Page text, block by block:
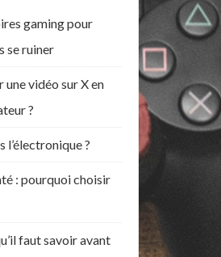
gaming pour
se ruiner
vidéo sur X en
?
l’électronique ?
: pourquoi choisir
faut savoir avant